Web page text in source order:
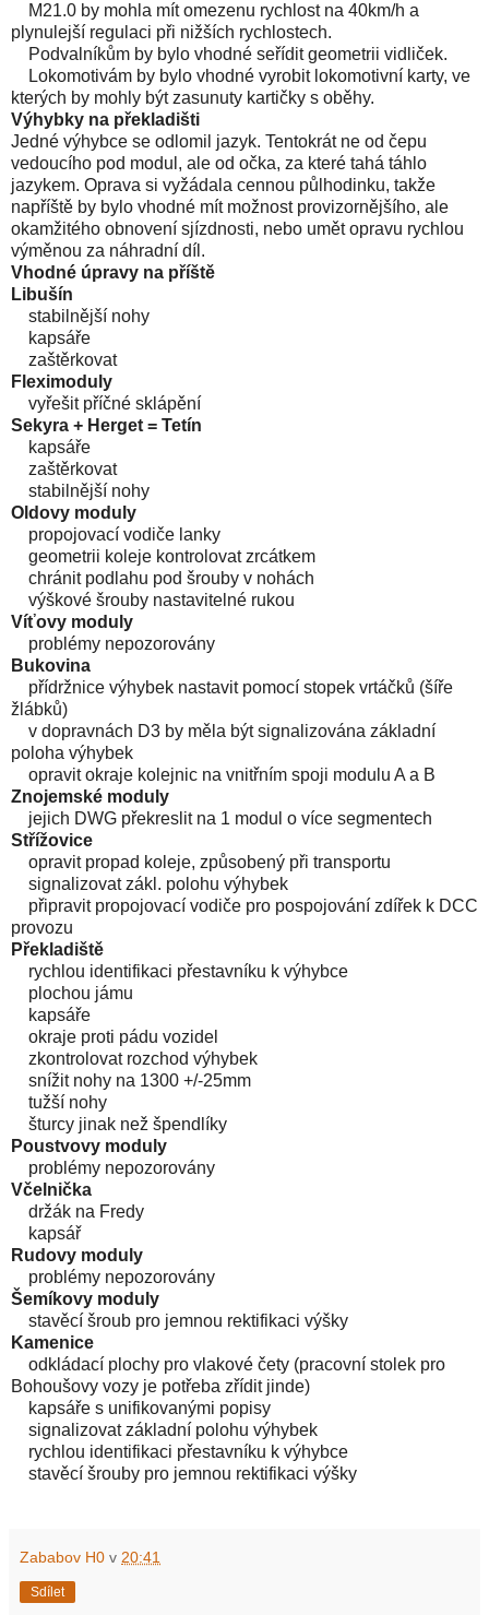
M21.0 by mohla mít omezenu rychlost na 40km/h a
plynulejší regulaci při nižších rychlostech.
Podvalníkům by bylo vhodné seřídit geometrii vidliček.
Lokomotivám by bylo vhodné vyrobit lokomotivní karty, ve
kterých by mohly být zasunuty kartičky s oběhy.
Výhybky na překladišti
Jedné výhybce se odlomil jazyk. Tentokrát ne od čepu
vedoucího pod modul, ale od očka, za které tahá táhlo
jazykem. Oprava si vyžádala cennou půlhodinku, takže
napříště by bylo vhodné mít možnost provizornějšího, ale
okamžitého obnovení sjízdnosti, nebo umět opravu rychlou
výměnou za náhradní díl.
Vhodné úpravy na příště
Libušín
stabilnější nohy
kapsáře
zaštěrkovat
Fleximoduly
vyřešit příčné sklápění
Sekyra + Herget = Tetín
kapsáře
zaštěrkovat
stabilnější nohy
Oldovy moduly
propojovací vodiče lanky
geometrii koleje kontrolovat zrcátkem
chránit podlahu pod šrouby v nohách
výškové šrouby nastavitelné rukou
Víťovy moduly
problémy nepozorovány
Bukovina
přídržnice výhybek nastavit pomocí stopek vrtáčků (šíře
žlábků)
v dopravnách D3 by měla být signalizována základní
poloha výhybek
opravit okraje kolejnic na vnitřním spoji modulu A a B
Znojemské moduly
jejich DWG překreslit na 1 modul o více segmentech
Střížovice
opravit propad koleje, způsobený při transportu
signalizovat zákl. polohu výhybek
připravit propojovací vodiče pro pospojování zdířek k DCC
provozu
Překladiště
rychlou identifikaci přestavníku k výhybce
plochou jámu
kapsáře
okraje proti pádu vozidel
zkontrolovat rozchod výhybek
snížit nohy na 1300 +/-25mm
tužší nohy
šturcy jinak než špendlíky
Poustvovy moduly
problémy nepozorovány
Včelnička
držák na Fredy
kapsář
Rudovy moduly
problémy nepozorovány
Šemíkovy moduly
stavěcí šroub pro jemnou rektifikaci výšky
Kamenice
odkládací plochy pro vlakové čety (pracovní stolek pro
Bohoušovy vozy je potřeba zřídit jinde)
kapsáře s unifikovanými popisy
signalizovat základní polohu výhybek
rychlou identifikaci přestavníku k výhybce
stavěcí šrouby pro jemnou rektifikaci výšky
Zababov H0 v 20:41
Sdílet